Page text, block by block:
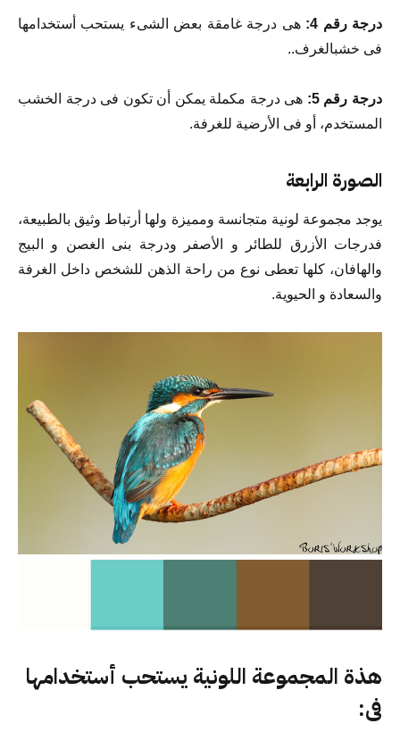
درجة رقم 4:
هى درجة غامقة بعض الشىء يستحب أستخدامها
فى خشبالغرف..
درجة رقم 5:
هى درجة مكملة يمكن أن تكون فى درجة الخشب
المستخدم، أو فى الأرضية للغرفة.
الصورة الرابعة
يوجد مجموعة لونية متجانسة ومميزة ولها أرتباط وثيق بالطبيعة،
فدرجات الأزرق للطائر و الأصفر ودرجة بنى الغصن و البيج
والهافان، كلها تعطى نوع من راحة الذهن للشخص داخل الغرفة
والسعادة و الحيوية.
هذة المجموعة اللونية يستحب أستخدامها
فى: